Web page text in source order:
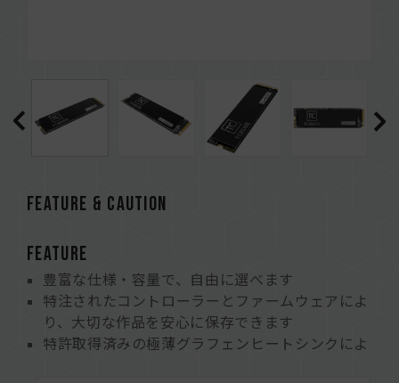
FEATURE & CAUTION
FEATURE
豊富な仕様・容量で、自由に選べます
特注されたコントローラーとファームウェアによ
り、大切な作品を安心に保存できます
特許取得済みの極薄グラフェンヒートシンクによ